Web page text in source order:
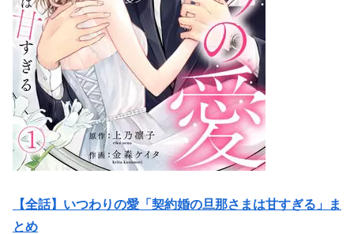
【全話】いつわりの愛「契約婚の旦那さまは甘すぎる」ま
とめ